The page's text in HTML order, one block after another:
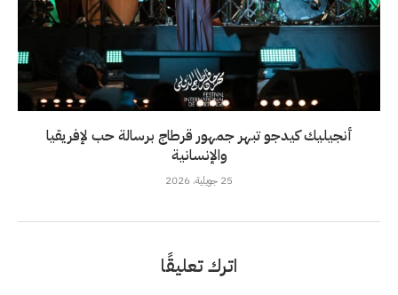
أنجيليك كيدجو تبهر جمهور قرطاج برسالة حب لإفريقيا
والإنسانية
25 جويلية، 2026
اترك تعليقًا